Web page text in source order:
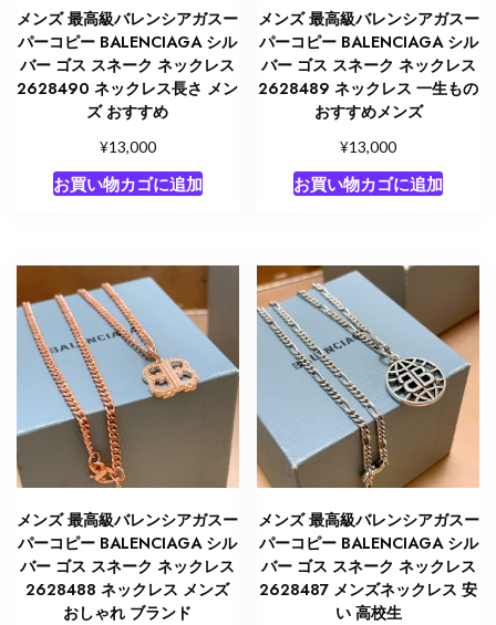
メンズ 最高級バレンシアガスー
パーコピー BALENCIAGA シル
バー ゴス スネーク ネックレス
2628490 ネックレス長さ メン
ズ おすすめ
¥13,000
お買い物カゴに追加
メンズ 最高級バレンシアガスー
パーコピー BALENCIAGA シル
バー ゴス スネーク ネックレス
2628489 ネックレス 一生もの
おすすめメンズ
¥13,000
お買い物カゴに追加
メンズ 最高級バレンシアガスー
パーコピー BALENCIAGA シル
バー ゴス スネーク ネックレス
2628488 ネックレス メンズ
おしゃれ ブランド
メンズ 最高級バレンシアガスー
パーコピー BALENCIAGA シル
バー ゴス スネーク ネックレス
2628487 メンズネックレス 安
い 高校生